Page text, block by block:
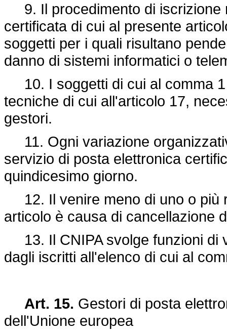
9. Il procedimento di iscrizione
certificata di cui al presente
soggetti per i quali risultano
danno di sistemi informatici o
10. I soggetti di cui al comma
tecniche di cui all'articolo 17,
gestori.
11. Ogni variazione
servizio di posta elettronica
quindicesimo giorno.
12. Il venire meno di uno o più
articolo è causa di cancellazione
13. Il CNIPA svolge funzioni di
dagli iscritti all'elenco di cui al
Art. 15. Gestori di posta
dell'Unione europea